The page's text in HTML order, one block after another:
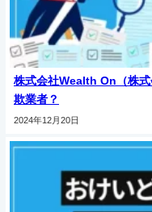
株式会社Wealth On（株
欺業者？
2024年12月20日